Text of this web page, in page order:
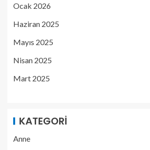
Ocak 2026
Haziran 2025
Mayıs 2025
Nisan 2025
Mart 2025
KATEGORI
Anne